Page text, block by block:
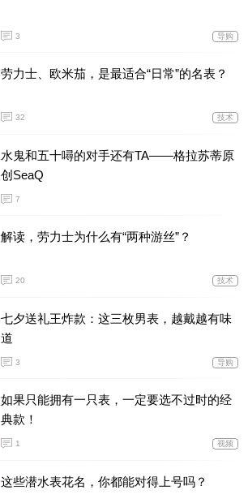
3 导购
劳力士、欧米茄，是最适合“日常”的名表？
32 技术
水鬼和五十噚的对手还有TA——格拉苏蒂原
创SeaQ
7
解读，劳力士为什么有“两种游丝”？
20 技术
七夕送礼王炸款：这三枚男表，越戴越有味
道
3 导购
如果只能拥有一只表，一定要选不过时的经
典款！
1 视频
这些潜水表花名，你都能对得上号吗？